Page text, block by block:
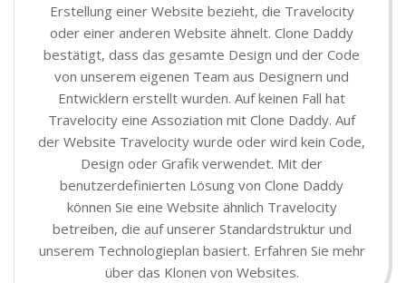
Erstellung einer Website bezieht, die Travelocity
oder einer anderen Website ähnelt. Clone Daddy
bestätigt, dass das gesamte Design und der Code
von unserem eigenen Team aus Designern und
Entwicklern erstellt wurden. Auf keinen Fall hat
Travelocity eine Assoziation mit Clone Daddy. Auf
der Website Travelocity wurde oder wird kein Code,
Design oder Grafik verwendet. Mit der
benutzerdefinierten Lösung von Clone Daddy
können Sie eine Website ähnlich Travelocity
betreiben, die auf unserer Standardstruktur und
unserem Technologieplan basiert. Erfahren Sie mehr
über das Klonen von Websites.